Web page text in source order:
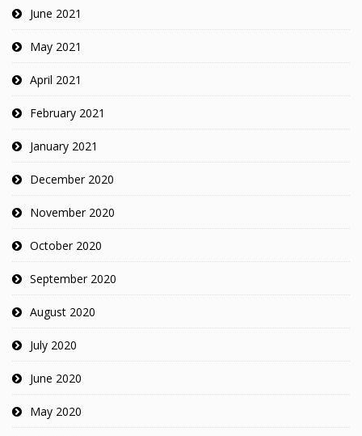
June 2021
May 2021
April 2021
February 2021
January 2021
December 2020
November 2020
October 2020
September 2020
August 2020
July 2020
June 2020
May 2020